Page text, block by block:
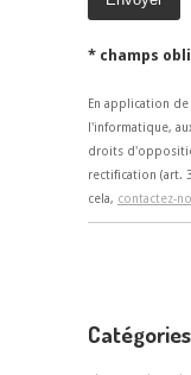
* champs
En application
l'informatique,
droits
rectification (art.
cela, contactez-
Catégories